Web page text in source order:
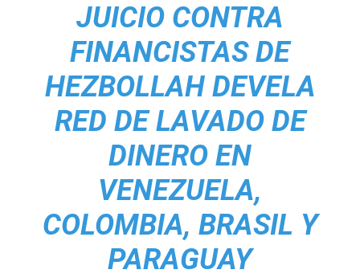
JUICIO CONTRA
FINANCISTAS DE
HEZBOLLAH DEVELA
RED DE LAVADO DE
DINERO EN
VENEZUELA,
COLOMBIA, BRASIL Y
PARAGUAY